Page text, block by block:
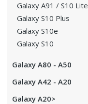
Galaxy A91 / S10 Lite
Galaxy S10 Plus
Galaxy S10e
Galaxy S10
Galaxy A80 - A50
Galaxy A42 - A20
Galaxy A20>